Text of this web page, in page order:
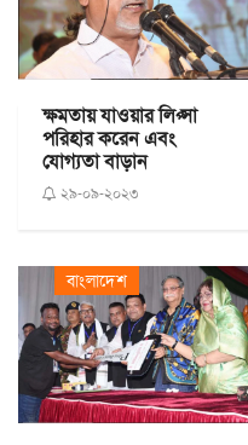
ক্ষমতায় যাওয়ার লিপ্সা
পরিহার করেন এবং
যোগ্যতা বাড়ান
২৯-০৯-২০২৩
বাংলাদেশ